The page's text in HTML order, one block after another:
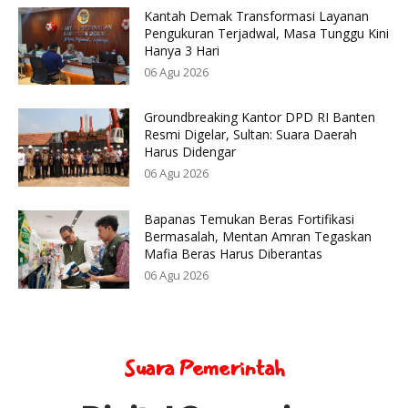
Kantah Demak Transformasi Layanan
Pengukuran Terjadwal, Masa Tunggu Kini
Hanya 3 Hari
06 Agu 2026
Groundbreaking Kantor DPD RI Banten
Resmi Digelar, Sultan: Suara Daerah
Harus Didengar
06 Agu 2026
Bapanas Temukan Beras Fortifikasi
Bermasalah, Mentan Amran Tegaskan
Mafia Beras Harus Diberantas
06 Agu 2026
Suara Pemerintah